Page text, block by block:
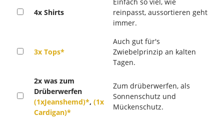
4x Shirts
Einfach so viel, wie
reinpasst, aussortieren geht
immer.
3x Tops*
Auch gut für's
Zwiebelprinzip an kalten
Tagen.
2x was zum
Drüberwerfen
(1xJeanshemd)*, (1x
Cardigan)*
Zum drüberwerfen, als
Sonnenschutz und
Mückenschutz.